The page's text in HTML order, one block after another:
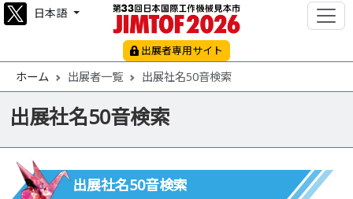
日本語
出展者専用サイト
ホーム 出展者一覧 出展社名50音検索
出展社名50音検索
出展社名50音検索